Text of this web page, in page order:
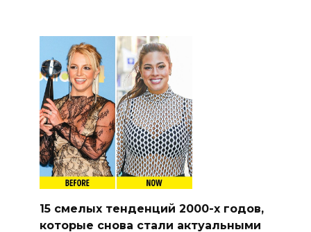
15 смелых тенденций 2000-х годов,
которые снова стали актуальными